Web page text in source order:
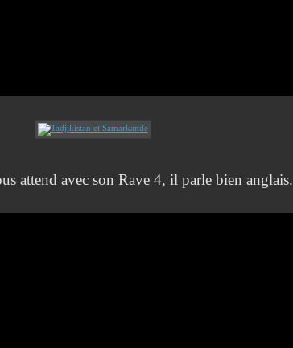
attend avec son Rave 4, il parle bien anglais.